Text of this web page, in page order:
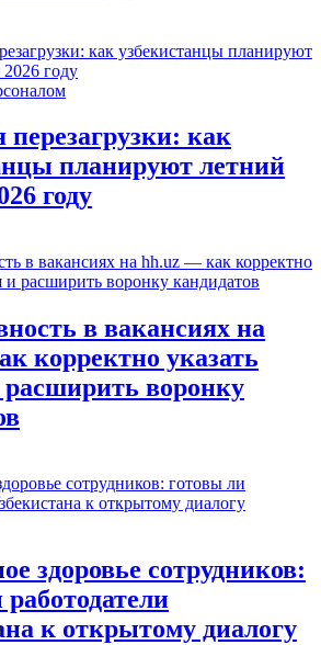
перезагрузки: как
планируют летний
году
в вакансиях на
корректно указать
расширить воронку
здоровье сотрудников:
к открытому диалогу